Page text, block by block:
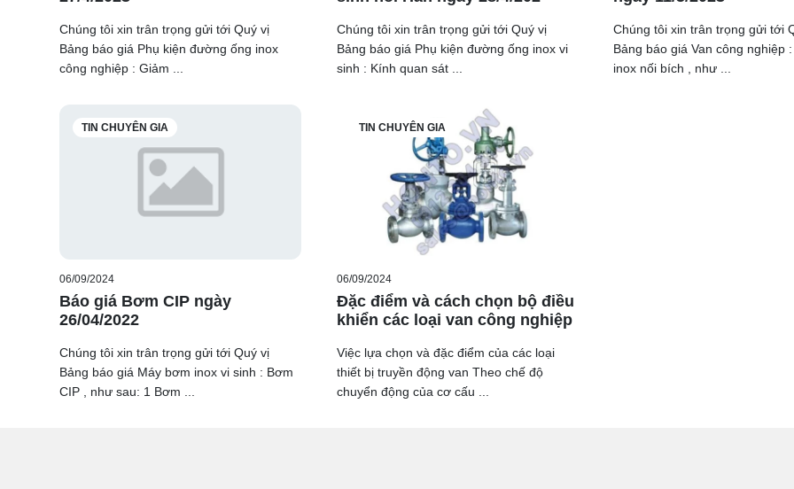
Chúng tôi xin trân trọng gửi tới Quý vị
Bảng báo giá Phụ kiện đường ống inox
công nghiệp : Giảm ...
Chúng tôi xin trân trọng gửi tới Quý vị
Bảng báo giá Phụ kiện đường ống inox vi
sinh : Kính quan sát ...
Chúng tôi xin trân trọng gửi tới
Bảng báo giá Van công nghiệp
inox nối bích , như ...
TIN CHUYÊN GIA
06/09/2024
Báo giá Bơm CIP ngày
26/04/2022
Chúng tôi xin trân trọng gửi tới Quý vị
Bảng báo giá Máy bơm inox vi sinh : Bơm
CIP , như sau: 1 Bơm ...
TIN CHUYÊN GIA
06/09/2024
Đặc điểm và cách chọn bộ điều
khiển các loại van công nghiệp
Việc lựa chọn và đặc điểm của các loại
thiết bị truyền động van Theo chế độ
chuyển động của cơ cấu ...